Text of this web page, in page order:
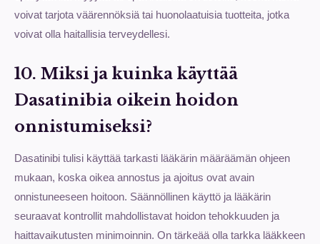
voivat tarjota väärennöksiä tai huonolaatuisia tuotteita, jotka
voivat olla haitallisia terveydellesi.
10. Miksi ja kuinka käyttää
Dasatinibia oikein hoidon
onnistumiseksi?
Dasatinibi tulisi käyttää tarkasti lääkärin määräämän ohjeen
mukaan, koska oikea annostus ja ajoitus ovat avain
onnistuneeseen hoitoon. Säännöllinen käyttö ja lääkärin
seuraavat kontrollit mahdollistavat hoidon tehokkuuden ja
haittavaikutusten minimoinnin. On tärkeää olla tarkka lääkkeen